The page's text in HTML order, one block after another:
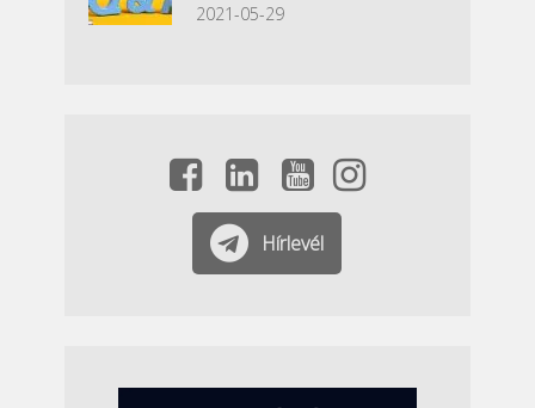
2021-05-29
Hírlevél